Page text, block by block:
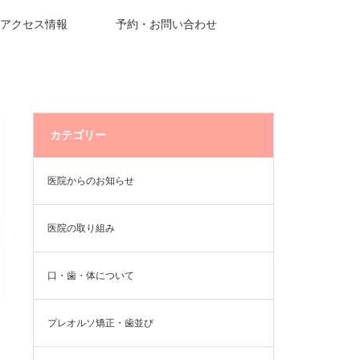
アクセス情報 予約・お問い合わせ
カテゴリー
医院からのお知らせ
医院の取り組み
口・歯・体について
プレオルソ矯正・歯並び